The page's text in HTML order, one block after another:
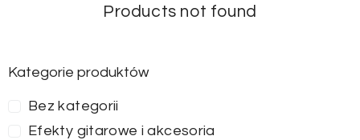
Kategorie produktów
Bez kategorii
Efekty gitarowe i akcesoria
Products not found